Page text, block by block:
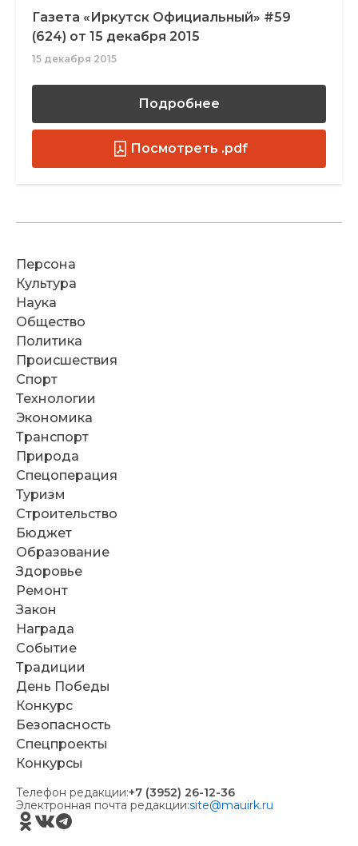
Газета «Иркутск Официальный» #59
(624) от 15 декабря 2015
15 декабря 2015
Подробнее
Посмотреть .pdf
Персона
Культура
Наука
Общество
Политика
Происшествия
Спорт
Технологии
Экономика
Транспорт
Природа
Спецоперация
Туризм
Строительство
Бюджет
Образование
Здоровье
Ремонт
Закон
Награда
Событие
Традиции
День Победы
Конкурс
Безопасность
Спецпроекты
Конкурсы
Телефон редакции:+7 (3952) 26-12-36
Электронная почта редакции:site@mauirk.ru